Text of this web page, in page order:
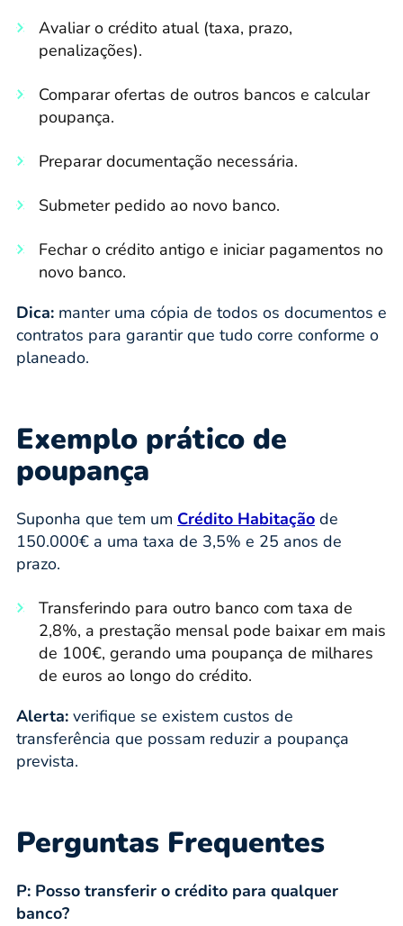
Avaliar o crédito atual (taxa, prazo,
penalizações).
Comparar ofertas de outros bancos e calcular
poupança.
Preparar documentação necessária.
Submeter pedido ao novo banco.
Fechar o crédito antigo e iniciar pagamentos no
novo banco.
Dica: manter uma cópia de todos os documentos e
contratos para garantir que tudo corre conforme o
planeado.
Exemplo prático de
poupança
Suponha que tem um Crédito Habitação de
150.000€ a uma taxa de 3,5% e 25 anos de
prazo.
Transferindo para outro banco com taxa de
2,8%, a prestação mensal pode baixar em mais
de 100€, gerando uma poupança de milhares
de euros ao longo do crédito.
Alerta: verifique se existem custos de
transferência que possam reduzir a poupança
prevista.
Perguntas Frequentes
P: Posso transferir o crédito para qualquer
banco?